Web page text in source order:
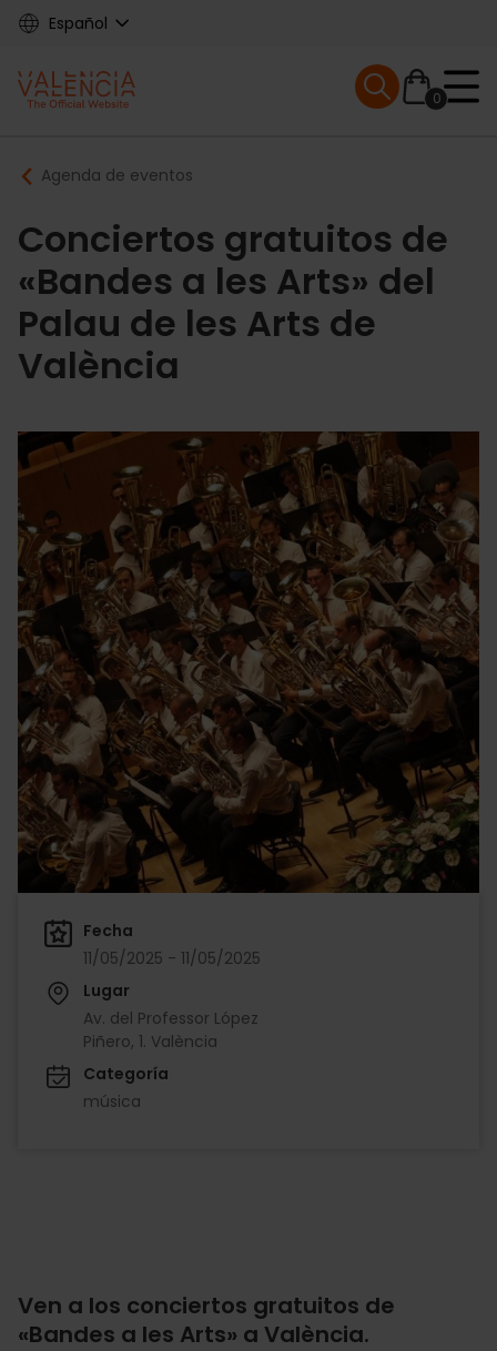
Skip
content
Español
Main
navigation
0
Mobile menu
Breadcrumb
Agenda de eventos
Conciertos gratuitos de
«Bandes a les Arts» del
Palau de les Arts de
València
Fecha
11/05/2025 - 11/05/2025
Lugar
Av. del Professor López
Piñero, 1. València
Categoría
música
Ven a los conciertos gratuitos de
«Bandes a les Arts» a València.